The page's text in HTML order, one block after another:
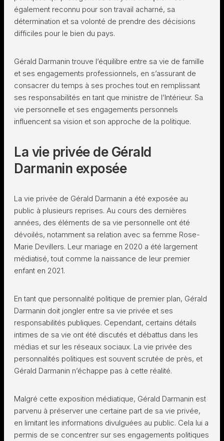
également reconnu pour son travail acharné, sa
détermination et sa volonté de prendre des décisions
difficiles pour le bien du pays.
Gérald Darmanin trouve l’équilibre entre sa vie de famille
et ses engagements professionnels, en s’assurant de
consacrer du temps à ses proches tout en remplissant
ses responsabilités en tant que ministre de l’Intérieur. Sa
vie personnelle et ses engagements personnels
influencent sa vision et son approche de la politique.
La vie privée de Gérald
Darmanin exposée
La vie privée de Gérald Darmanin a été exposée au
public à plusieurs reprises. Au cours des dernières
années, des éléments de sa vie personnelle ont été
dévoilés, notamment sa relation avec sa femme Rose-
Marie Devillers. Leur mariage en 2020 a été largement
médiatisé, tout comme la naissance de leur premier
enfant en 2021.
En tant que personnalité politique de premier plan, Gérald
Darmanin doit jongler entre sa vie privée et ses
responsabilités publiques. Cependant, certains détails
intimes de sa vie ont été discutés et débattus dans les
médias et sur les réseaux sociaux. La vie privée des
personnalités politiques est souvent scrutée de près, et
Gérald Darmanin n’échappe pas à cette réalité.
Malgré cette exposition médiatique, Gérald Darmanin est
parvenu à préserver une certaine part de sa vie privée,
en limitant les informations divulguées au public. Cela lui a
permis de se concentrer sur ses engagements politiques